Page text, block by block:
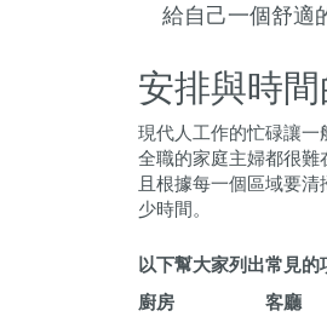
給自己一個舒適
安排與時
現代人工作的忙碌讓一
全職的家庭主婦都很難
且根據每一個區域要
少時間。
以下幫大家列出常見的
廚房
客廳